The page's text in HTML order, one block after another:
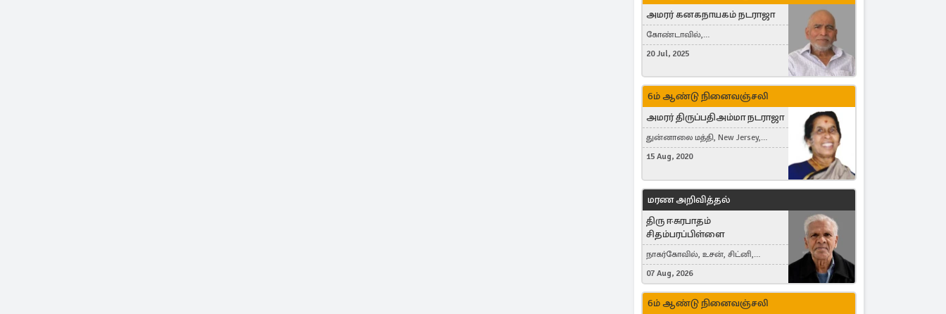
அமரர் கனகநாயகம் நடராஜா
கோண்டாவில்,
புன்னாலைக்கட்டுவன், சவுதி
Germany, Brampton, Canada
20 Jul, 2025
6ம் ஆண்டு நினைவஞ்சலி
அமரர் திருப்பதிஅம்மா நடராஜா
துன்னாலை மத்தி, New Jersey,
United States, Toronto, Canada
15 Aug, 2020
மரண அறிவித்தல்
திரு ஈசுரபாதம்
சிதம்பரப்பிள்ளை
நாகர்கோவில், உசன், சிட்னி,
Australia
07 Aug, 2026
6ம் ஆண்டு நினைவஞ்சலி